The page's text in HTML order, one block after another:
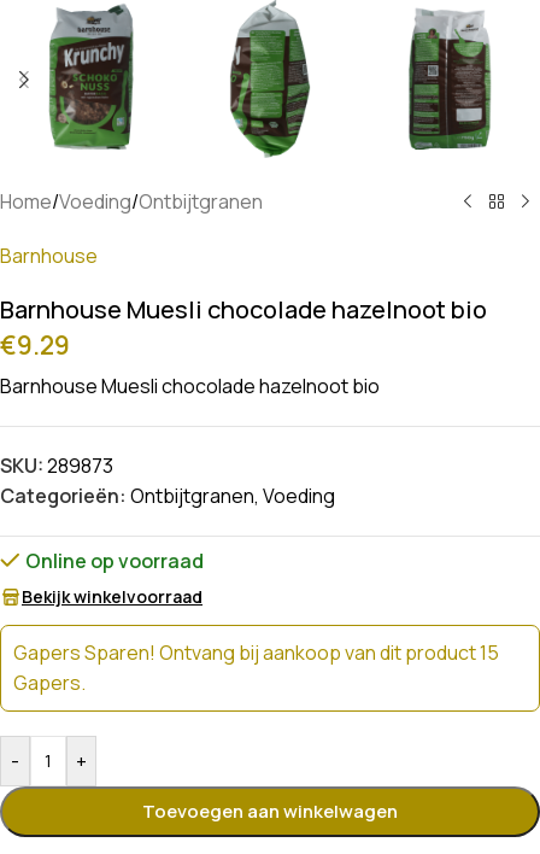
Home/Voeding/Ontbijtgranen
Barnhouse
Barnhouse Muesli chocolade hazelnoot bio
€9.29
Barnhouse Muesli chocolade hazelnoot bio
SKU:289873
Categorieën: Ontbijtgranen, Voeding
Online op voorraad
Bekijk winkelvoorraad
Gapers Sparen! Ontvang bij aankoop van dit product 15
Gapers.
- +
Toevoegen aan winkelwagen